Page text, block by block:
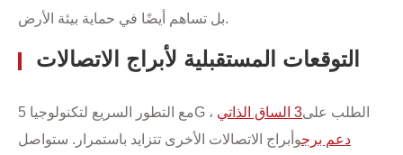
بل تساهم أيضًا في حماية بيئة الأرض.
التوقعات المستقبلية لأبراج الاتصالات
مع التطور السريع لتكنولوجيا 5G ، الطلب على
3 الساق الذاتي
دعم برجوأبراج الاتصالات الأخرى تتزايد باستمرار. ستواصل